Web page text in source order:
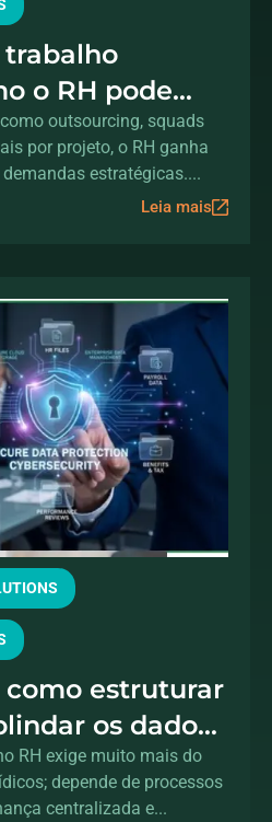
trabalho
o RH pode
o
outsourcing, squads
por projeto, o RH ganha
estratégicas....
Leia mais
como estruturar
os dados
RH exige muito mais do
depende de processos
centralizada e...